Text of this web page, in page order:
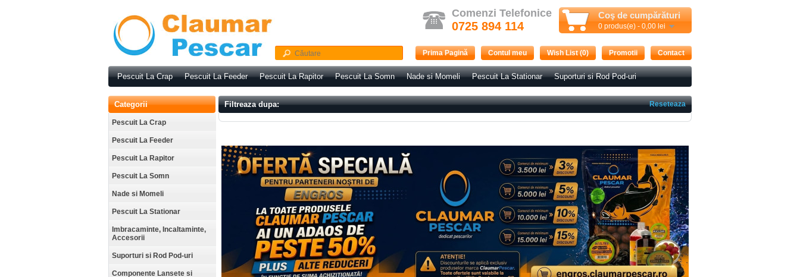
Comenzi Telefonice
0725 894 114
Coş de cumpărături
0 produs(e) - 0,00 lei
Contact
Promotii
Wish List (0)
Contul meu
Prima Pagină
Pescuit La Crap Pescuit La Feeder Pescuit La Rapitor Pescuit La Somn Nade si Momeli Pescuit La Stationar Suporturi si Rod Pod-uri
Categorii
Pescuit La Crap
Pescuit La Feeder
Pescuit La Rapitor
Pescuit La Somn
Nade si Momeli
Pescuit La Stationar
Imbracaminte, Incaltaminte,
Accesorii
Suporturi si Rod Pod-uri
Componente Lansete si
Filtreaza dupa: Reseteaza